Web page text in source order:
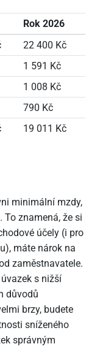
Rok 2026
22 400 Kč
1 591 Kč
1 008 Kč
790 Kč
19 011 Kč
minimální mzdy,
To znamená, že si
účely (i pro
máte nárok na
zaměstnavatele.
s nižší
důvodů
brzy, budete
sníženého
správným